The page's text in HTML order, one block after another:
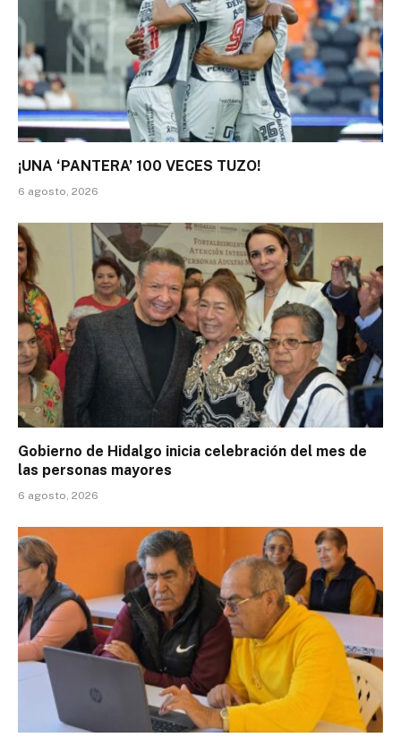
¡UNA ‘PANTERA’ 100 VECES TUZO!
6 agosto, 2026
Gobierno de Hidalgo inicia celebración del mes de
las personas mayores
6 agosto, 2026